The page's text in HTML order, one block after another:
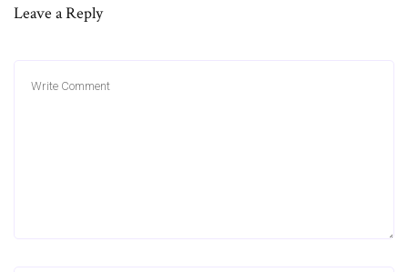
Leave a Reply